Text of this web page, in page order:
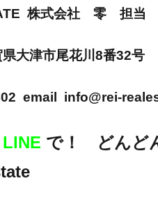
株式会社 零 担
大津市尾花川8番32号
email info@rei-
LINE で！ どんど